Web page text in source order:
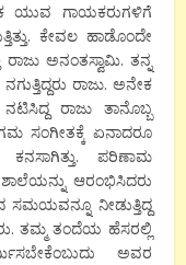
ಯುವ ಗಾಯಕರುಗಳಿಗೆ
ಕೇವಲ ಹಾಡೊಂದೇ
ರಾಜು ಅನಂತಸ್ವಾಮಿ. ತನ್ನ
ರಾಜು. ಅನೇಕ
ರಾಜು ತಾನೊಬ್ಬ
ಸಂಗೀತಕ್ಕೆ ಏನಾದರೂ
ಪರಿಣಾಮ
ಆರಂಭಿಸಿದರು
ಸಮಯವನ್ನೂ ನೀಡುತ್ತಿದ್ದ
ತಮ್ಮ ತಂದೆಯ ಹೆಸರಲ್ಲಿ
ಅವರ